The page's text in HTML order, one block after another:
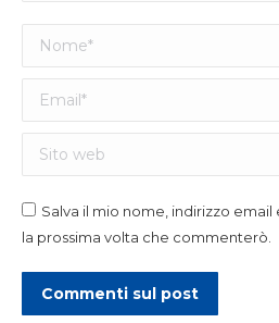
Nome *
Email *
Sito web
Salva il mio nome, indirizzo
la prossima volta che commenterò.
Commenti sul post